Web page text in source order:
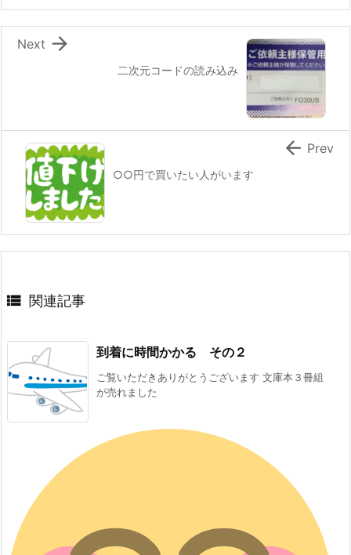
二次元コードの読み込み

Next
○○円で買いたい人がいます
 Prev
 関連記事
到着に時間かかる その２
ご覧いただきありがとうございます 文庫本３冊組
が売れました